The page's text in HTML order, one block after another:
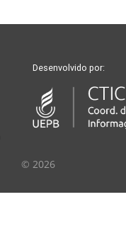
Desenvolvido por:
© 2026